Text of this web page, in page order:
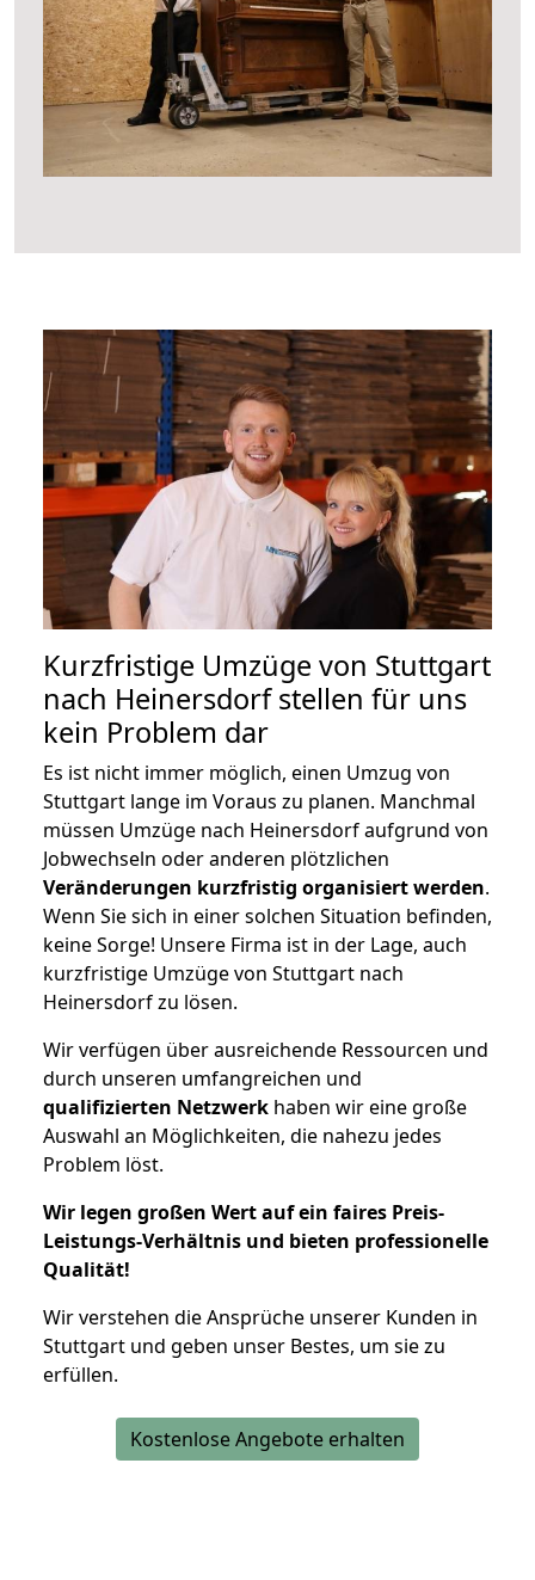
Kurzfristige Umzüge von Stuttgart
nach Heinersdorf stellen für uns
kein Problem dar
Es ist nicht immer möglich, einen Umzug von
Stuttgart lange im Voraus zu planen. Manchmal
müssen Umzüge nach Heinersdorf aufgrund von
Jobwechseln oder anderen plötzlichen
Veränderungen kurzfristig organisiert werden.
Wenn Sie sich in einer solchen Situation befinden,
keine Sorge! Unsere Firma ist in der Lage, auch
kurzfristige Umzüge von Stuttgart nach
Heinersdorf zu lösen.
Wir verfügen über ausreichende Ressourcen und
durch unseren umfangreichen und
qualifizierten Netzwerk haben wir eine große
Auswahl an Möglichkeiten, die nahezu jedes
Problem löst.
Wir legen großen Wert auf ein faires Preis-
Leistungs-Verhältnis und bieten professionelle
Qualität!
Wir verstehen die Ansprüche unserer Kunden in
Stuttgart und geben unser Bestes, um sie zu
erfüllen.
Kostenlose Angebote erhalten